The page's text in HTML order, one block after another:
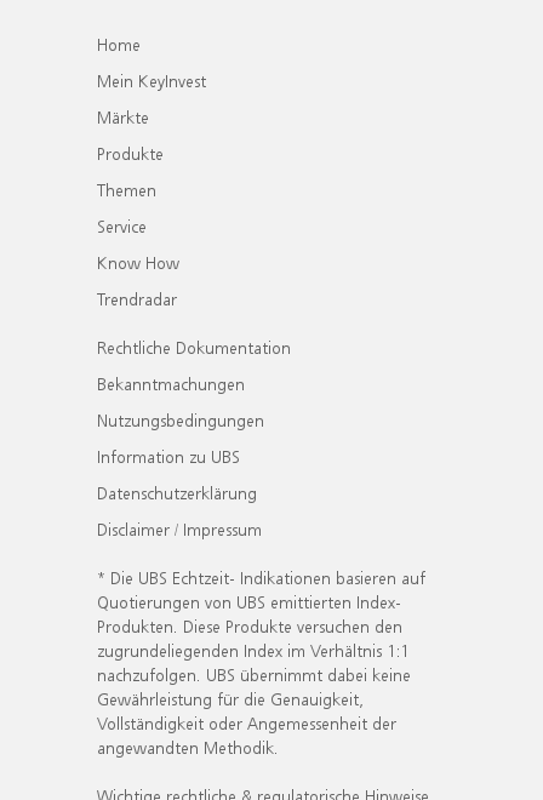
Home
Mein KeyInvest
Märkte
Produkte
Themen
Service
Know How
Trendradar
Rechtliche Dokumentation
Bekanntmachungen
Nutzungsbedingungen
Information zu UBS
Datenschutzerklärung
Disclaimer / Impressum
* Die UBS Echtzeit- Indikationen basieren auf
Quotierungen von UBS emittierten Index-
Produkten. Diese Produkte versuchen den
zugrundeliegenden Index im Verhältnis 1:1
nachzufolgen. UBS übernimmt dabei keine
Gewährleistung für die Genauigkeit,
Vollständigkeit oder Angemessenheit der
angewandten Methodik.